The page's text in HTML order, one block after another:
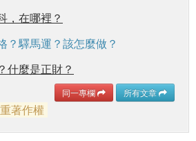
，在哪裡？
？驛馬運？該怎麼做？
什麼是正財？
同一專欄 所有文章
著作權